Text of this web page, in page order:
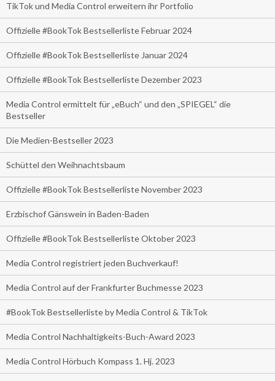
TikTok und Media Control erweitern ihr Portfolio
Offizielle #BookTok Bestsellerliste Februar 2024
Offizielle #BookTok Bestsellerliste Januar 2024
Offizielle #BookTok Bestsellerliste Dezember 2023
Media Control ermittelt für „eBuch“ und den „SPIEGEL“ die
Bestseller
Die Medien-Bestseller 2023
Schüttel den Weihnachtsbaum
Offizielle #BookTok Bestsellerliste November 2023
Erzbischof Gänswein in Baden-Baden
Offizielle #BookTok Bestsellerliste Oktober 2023
Media Control registriert jeden Buchverkauf!
Media Control auf der Frankfurter Buchmesse 2023
#BookTok Bestsellerliste by Media Control & TikTok
Media Control Nachhaltigkeits-Buch-Award 2023
Media Control Hörbuch Kompass 1. Hj. 2023